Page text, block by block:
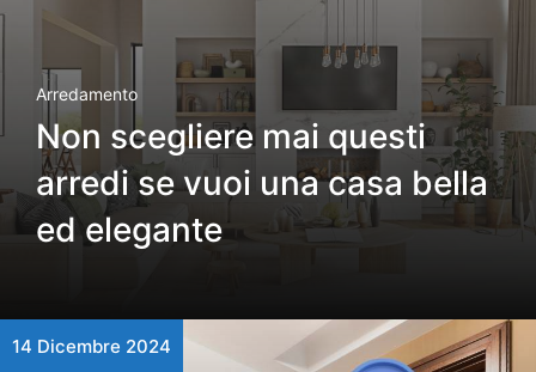
Arredamento
Non scegliere mai questi
arredi se vuoi una casa bella
ed elegante
14 Dicembre 2024